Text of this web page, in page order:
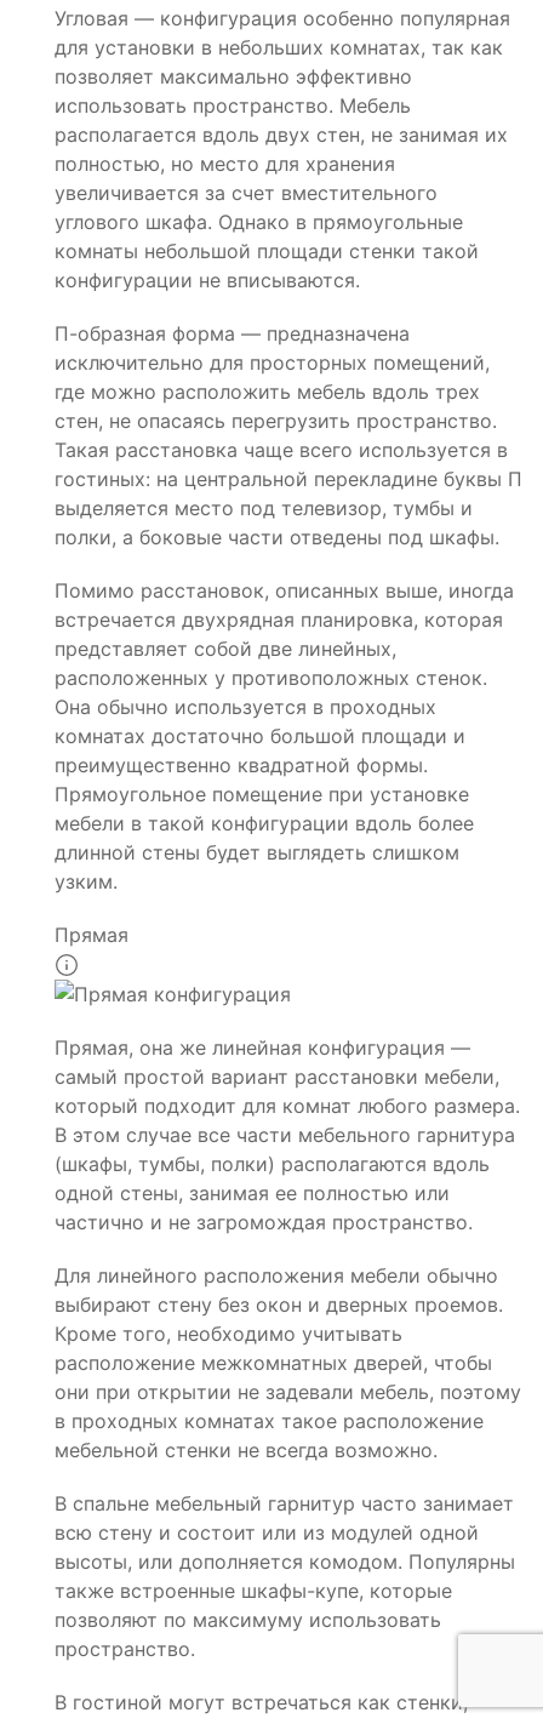
Угловая — конфигурация особенно популярная
для установки в небольших комнатах, так как
позволяет максимально эффективно
использовать пространство. Мебель
располагается вдоль двух стен, не занимая их
полностью, но место для хранения
увеличивается за счет вместительного
углового шкафа. Однако в прямоугольные
комнаты небольшой площади стенки такой
конфигурации не вписываются.
П-образная форма — предназначена
исключительно для просторных помещений,
где можно расположить мебель вдоль трех
стен, не опасаясь перегрузить пространство.
Такая расстановка чаще всего используется в
гостиных: на центральной перекладине буквы П
выделяется место под телевизор, тумбы и
полки, а боковые части отведены под шкафы.
Помимо расстановок, описанных выше, иногда
встречается двухрядная планировка, которая
представляет собой две линейных,
расположенных у противоположных стенок.
Она обычно используется в проходных
комнатах достаточно большой площади и
преимущественно квадратной формы.
Прямоугольное помещение при установке
мебели в такой конфигурации вдоль более
длинной стены будет выглядеть слишком
узким.
Прямая
Прямая, она же линейная конфигурация —
самый простой вариант расстановки мебели,
который подходит для комнат любого размера.
В этом случае все части мебельного гарнитура
(шкафы, тумбы, полки) располагаются вдоль
одной стены, занимая ее полностью или
частично и не загромождая пространство.
Для линейного расположения мебели обычно
выбирают стену без окон и дверных проемов.
Кроме того, необходимо учитывать
расположение межкомнатных дверей, чтобы
они при открытии не задевали мебель, поэтому
в проходных комнатах такое расположение
мебельной стенки не всегда возможно.
В спальне мебельный гарнитур часто занимает
всю стену и состоит или из модулей одной
высоты, или дополняется комодом. Популярны
также встроенные шкафы-купе, которые
позволяют по максимуму использовать
пространство.
В гостиной могут встречаться как стенки,